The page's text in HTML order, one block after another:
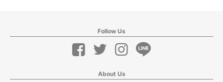
Follow Us
About Us